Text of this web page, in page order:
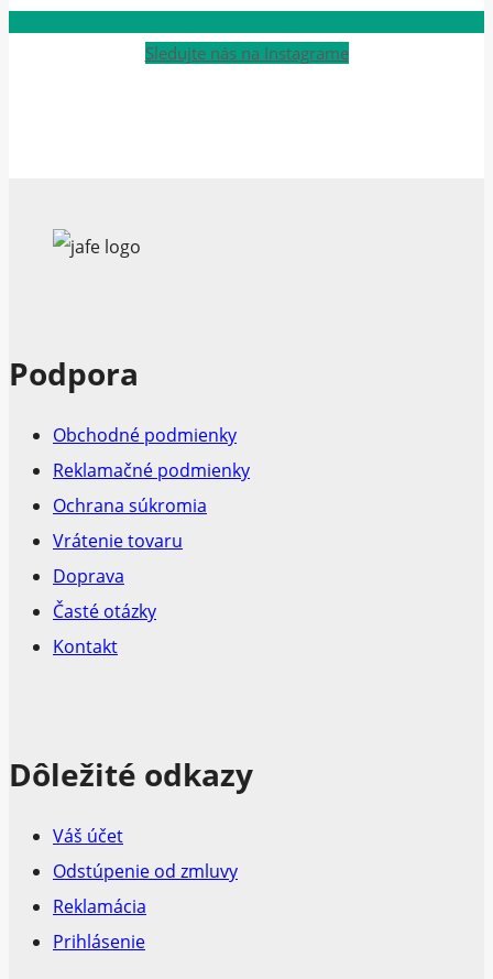
Sledujte nás na Instagrame
Podpora
Obchodné podmienky
Reklamačné podmienky
Ochrana súkromia
Vrátenie tovaru
Doprava
Časté otázky
Kontakt
Dôležité odkazy
Váš účet
Odstúpenie od zmluvy
Reklamácia
Prihlásenie